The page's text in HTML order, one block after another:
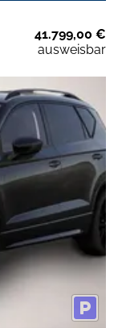
41.799,00 €
ausweisbar